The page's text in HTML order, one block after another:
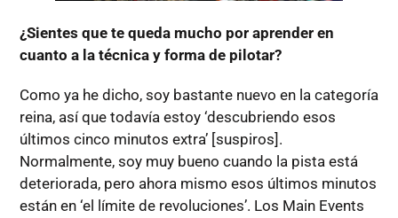
¿Sientes que te queda mucho por aprender en
cuanto a la técnica y forma de pilotar?
Como ya he dicho, soy bastante nuevo en la categoría
reina, así que todavía estoy ‘descubriendo esos
últimos cinco minutos extra’ [suspiros].
Normalmente, soy muy bueno cuando la pista está
deteriorada, pero ahora mismo esos últimos minutos
están en ‘el límite de revoluciones’. Los Main Events